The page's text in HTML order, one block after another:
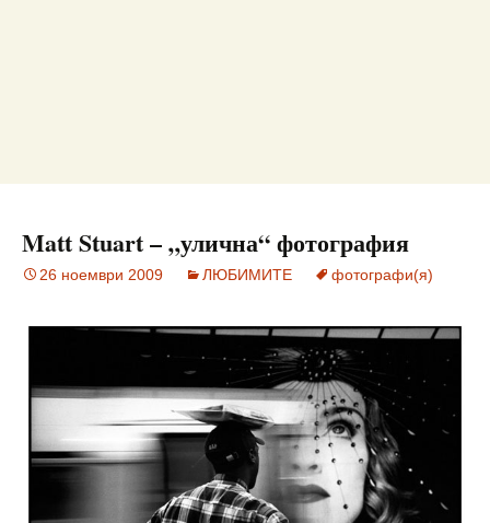
Matt Stuart – „улична“ фотография
26 ноември 2009 ЛЮБИМИТЕ фотографи(я)